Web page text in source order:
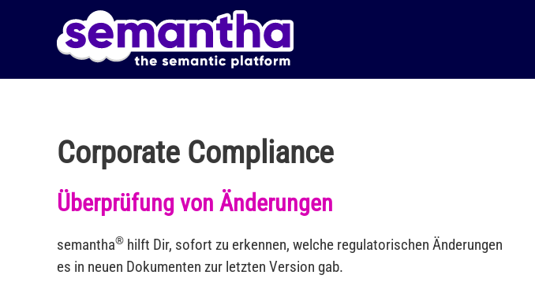
Skip to main content
Corporate Compliance
Überprüfung von Änderungen
semantha® hilft Dir, sofort zu erkennen, welche regulatorischen Änderungen
es in neuen Dokumenten zur letzten Version gab.